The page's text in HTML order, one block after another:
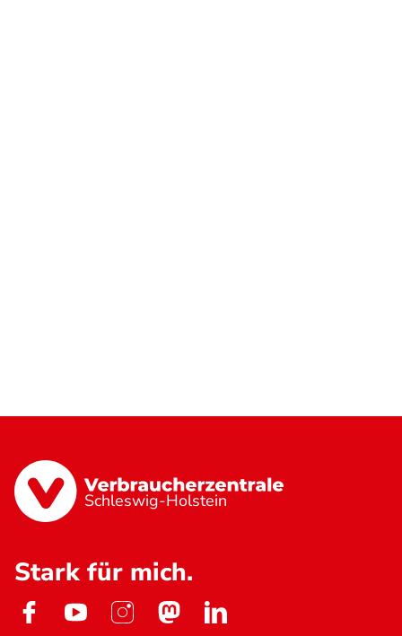
Schleswig-Holstein
Stark für mich.